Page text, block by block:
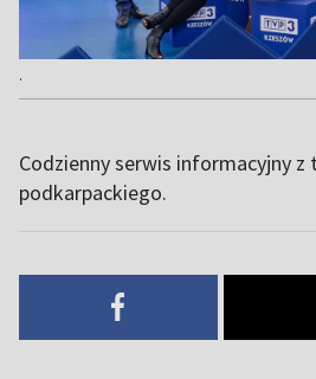
.
Codzienny serwis informacyjny
podkarpackiego.